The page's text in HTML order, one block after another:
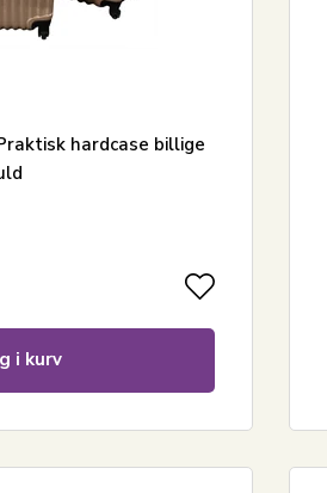
hardcase billige
i kurv